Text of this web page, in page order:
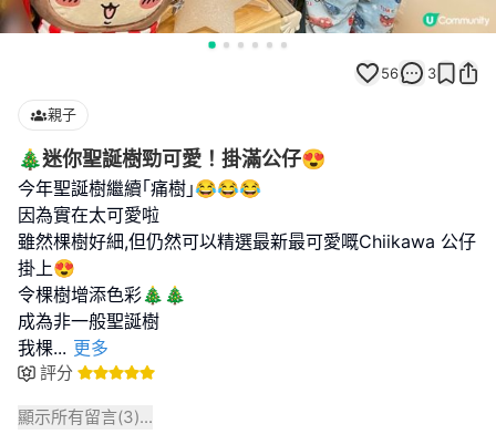
56 3
親子
🎄迷你聖誕樹勁可愛！掛滿公仔😍
今年聖誕樹繼續｢痛樹｣😂😂😂
因為實在太可愛啦
雖然棵樹好細,但仍然可以精選最新最可愛嘅Chiikawa 公仔
掛上😍
令棵樹增添色彩🎄🎄
成為非一般聖誕樹
我棵... 更多
評分
顯示所有留言(3)...